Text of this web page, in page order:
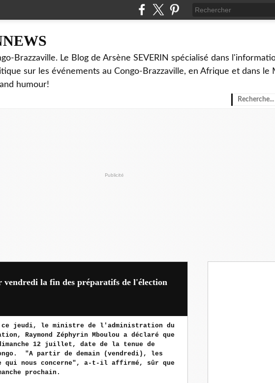
Brazzaville. Le Blog de Arsène SEVERIN spécialisé dans
sur les événements au Congo-Brazzaville, en Afrique et dans le
humour!
Publicité
vendredi la fin des préparatifs de l'élection
jeudi, le ministre de l'administration du
Raymond Zéphyrin Mboulou a déclaré que
12 juillet, date de la tenue de
"A partir de demain (vendredi), les
qui nous concerne", a-t-il affirmé, sûr que
prochain.